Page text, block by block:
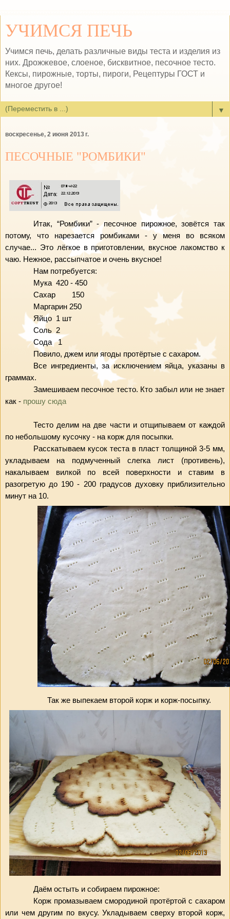
УЧИМСЯ ПЕЧЬ
Учимся печь, делать различные виды теста и изделия из
них. Дрожжевое, слоеное, бисквитное, песочное тесто.
Кексы, пирожные, торты, пироги, Рецептуры ГОСТ и
многое другое!
▼
воскресенье, 2 июня 2013 г.
ПЕСОЧНЫЕ "РОМБИКИ"
Итак, “Ромбики” - песочное пирожное, зовётся так
потому, что нарезается ромбиками - у меня во всяком
случае... Это лёгкое в приготовлении, вкусное лакомство к
чаю. Нежное, рассыпчатое и очень вкусное!
Нам потребуется:
Мука 420 - 450
Сахар
       150
Маргарин 250
Яйцо 1 шт
Соль 2
Сода
1
Повило, джем или ягоды протёртые с сахаром.
Все ингредиенты, за исключением яйца, указаны в
граммах.
Замешиваем песочное тесто. Кто забыл или не знает
как - прошу сюда
Тесто делим на две части и отщипываем от каждой
по небольшому кусочку - на корж для посыпки.
Расскатываем кусок теста в пласт толщиной 3-5 мм,
укладываем на подмученный слегка лист (противень),
накалываем вилкой по всей поверхности и ставим в
разогретую до 190 - 200 градусов духовку приблизительно
минут на 10.
Так же выпекаем второй корж и корж-посыпку.
Даём остыть и собираем пирожное:
Корж промазываем смородиной протёртой с сахаром
или чем другим по вкусу. Укладываем сверху второй корж,